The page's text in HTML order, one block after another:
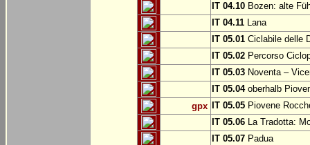
IT 04.10 Bozen: alte
IT 04.11 Lana
IT 05.01 Ciclabile delle
IT 05.02 Percorso
IT 05.03 Noventa –
IT 05.04oberhalb
gpx
IT 05.05 Piovene
IT 05.06 La Tradotta:
IT 05.07 Padua